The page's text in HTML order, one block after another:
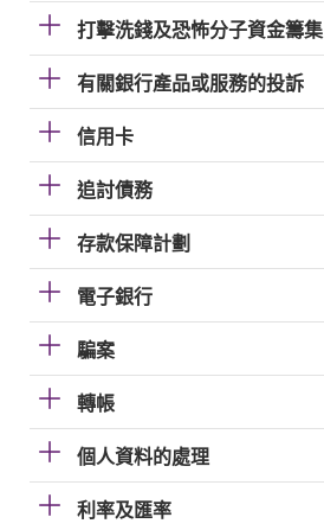
打擊洗錢及恐怖分子資金籌集
有關銀行產品或服務的投訴
信用卡
追討債務
存款保障計劃
電子銀行
騙案
轉帳
個人資料的處理
利率及匯率